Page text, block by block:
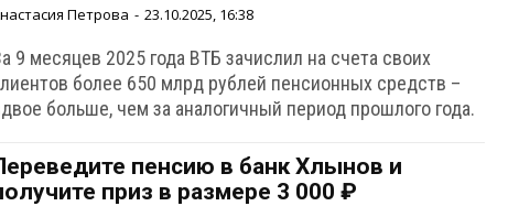
Петрова - 23.10.2025, 16:38
9 месяцев 2025 года ВТБ зачислил на счета своих
более 650 млрд рублей пенсионных средств –
больше, чем за аналогичный период прошлого года.
пенсию в банк Хлынов и
приз в размере 3 000 ₽